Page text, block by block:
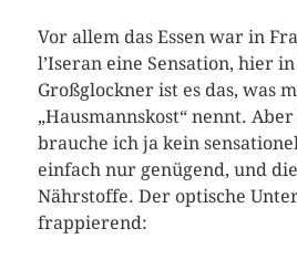
Vor allem das Essen war in
l’Iseran eine Sensation, hier
Großglockner ist es das, was
„Hausmannskost“ nennt.
brauche ich ja kein
einfach nur genügend, und
Nährstoffe. Der optische
frappierend: